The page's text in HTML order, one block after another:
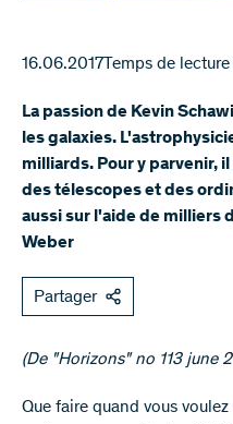
16.06.2017Temps de
La passion de Kevin
les galaxies.
milliards. Pour y parvenir,
des télescopes et des
aussi sur l'aide de milliers
Weber
Partager
(De "Horizons" no 113 june
​Que faire quand vous